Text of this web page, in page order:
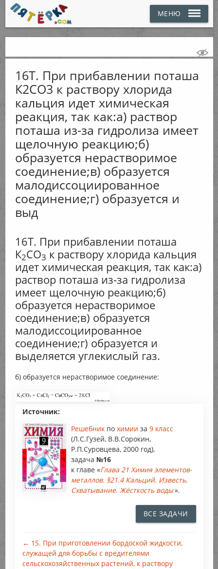
МЕНЮ
16Т. При прибавлении поташа
К2CO3 к раствору хлорида
кальция идет химическая
реакция, так как:а) раствор
поташа из-за гидролиза имеет
щелочную реакцию;б)
образуется нерастворимое
соединение;в) образуется
малодиссоциированное
соединение;г) образуется и
выд
16Т. При прибавлении поташа
К2CO3 к раствору хлорида кальция
идет химическая реакция, так как:а)
раствор поташа из-за гидролиза
имеет щелочную реакцию;б)
образуется нерастворимое
соединение;в) образуется
малодиссоциированное
соединение;г) образуется и
выделяется углекислый газ.
б) образуется нерастворимое соединение:
Источник:
Решебник по химии за 9 класс
(Л.С.Гузей, В.В.Сорокин,
Р.П.Суровцева, 2000 год),
задача №16
к главе «Глава 21 Химия элементов-
металлов. §21.4 Кальций. Известь.
Схватывание. Жёсткость воды».
ВСЕ ЗАДАЧИ
← 15. При приготовлении бордоской жидкости,
служащей для борьбы с вредителями
сельскохозяйственных растений, к раствору